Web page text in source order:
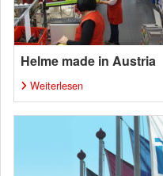
Helme made in Austria
Weiterlesen